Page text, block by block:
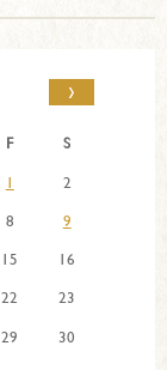
›
F
S
1
2
8
9
15
16
22
23
29
30